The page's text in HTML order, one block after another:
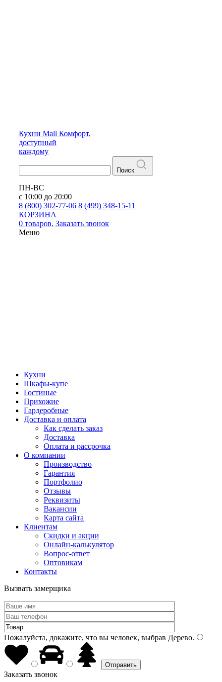
Кухни Mall Комфорт,
доступный
каждому
Поиск
ПН-ВС
с 10:00 до 20:00
8 (800) 302-77-06 8 (499) 348-15-11
КОРЗИНА
0 товаров. Заказать звонок
Меню
Кухни
Шкафы-купе
Гостиные
Прихожие
Гардеробные
Доставка и оплата
Как сделать заказ
Доставка
Оплата и рассрочка
О компании
Производство
Гарантия
Портфолио
Отзывы
Реквизиты
Вакансии
Карта сайта
Клиентам
Скидки и акции
Онлайн-калькулятор
Вопрос-ответ
Оптовикам
Контакты
Вызвать замерщика
Пожалуйста, докажите, что вы человек, выбрав Дерево.
Заказать звонок